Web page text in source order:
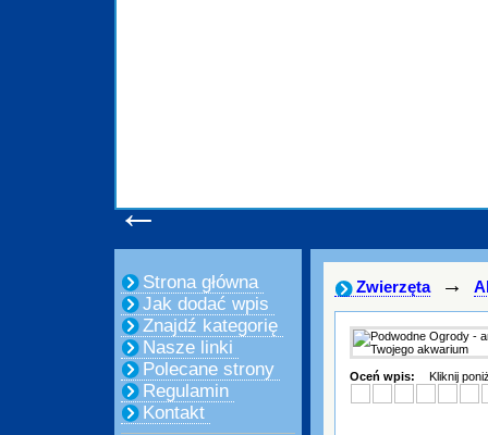
←
Strona główna
Jak dodać wpis
Znajdź kategorię
Nasze linki
Polecane strony
Regulamin
Kontakt
Zwierzęta →
Oceń wpis: Kliknij